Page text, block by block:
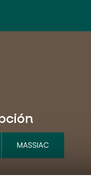
MASSIAC